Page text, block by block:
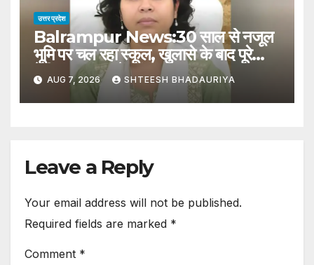
उत्तर प्रदेश
Balrampur News:30 साल से नजूल
भूमि पर चल रहा स्कूल, खुलासे के बाद पूरे
देवीपाटन मंडल में जांच शुरू – Probe
Devipatan Division Following
Revelation Of School
AUG 7, 2026 SHTEESH BHADAURIYA
Leave a Reply
Your email address will not be published.
Required fields are marked *
Comment *